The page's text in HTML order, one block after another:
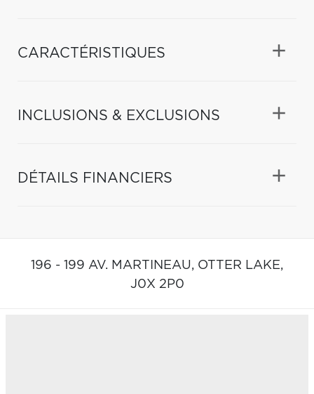
CARACTÉRISTIQUES
INCLUSIONS & EXCLUSIONS
DÉTAILS FINANCIERS
196 - 199 AV. MARTINEAU, OTTER LAKE,
J0X 2P0